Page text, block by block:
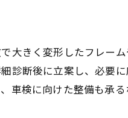
大きく変形したフレー
診断後に立案し、必要
検に向けた整備も承る